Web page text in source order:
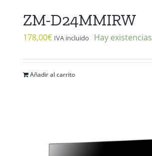
ZM-D24MMIRW
178,00€ IVA incluido Hay existencias
Añadir al carrito